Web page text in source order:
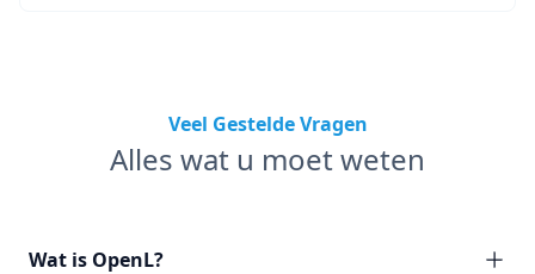
Veel Gestelde Vragen
Alles wat u moet weten
Wat is OpenL?